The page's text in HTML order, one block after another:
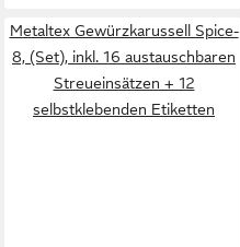
Metaltex Gewürzkarussell Spice-
8, (Set), inkl. 16 austauschbaren
Streueinsätzen + 12
selbstklebenden Etiketten